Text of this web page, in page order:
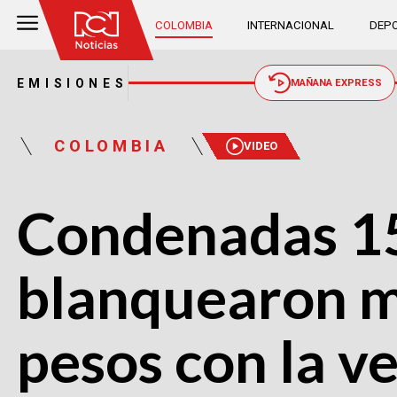
COLOMBIA INTERNACIONAL
EMISIONES MAÑANA EXPRESS
COLOMBIA VIDEO
Condenadas
blanquearon
pesos con la